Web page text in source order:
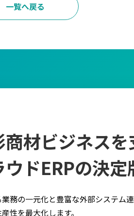
一覧へ戻る
商材ビジネスを
ウドERPの決定
務の一元化と豊富な外部システム
性を最大化します。